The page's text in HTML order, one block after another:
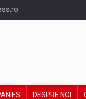
DESPRE NOI